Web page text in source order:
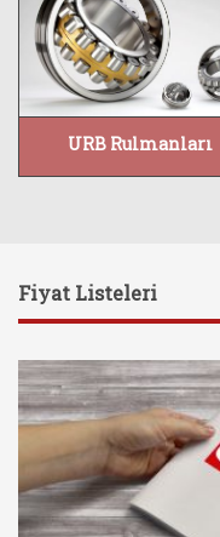
URB Rulmanları
Fiyat Listeleri